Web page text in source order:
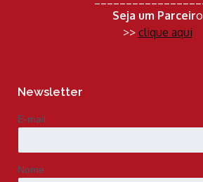
Seja um Parceiro
>> clique aqui
Newsletter
E-mail
Nome